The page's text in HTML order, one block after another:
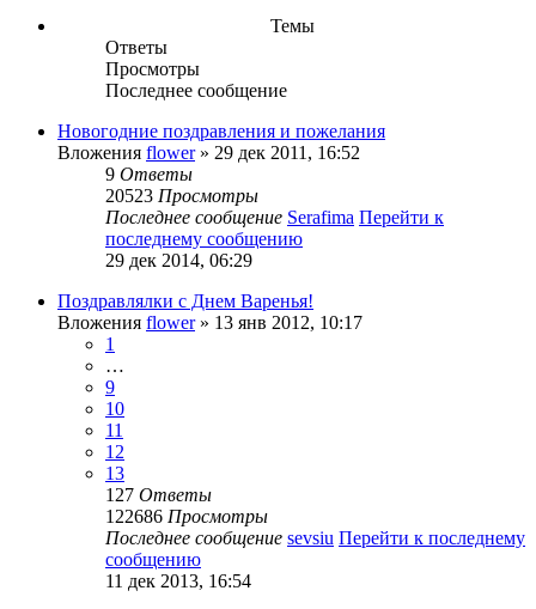
Темы
Ответы
Просмотры
Последнее сообщение
Новогодние поздравления и пожелания
Вложения flower» 29 дек 2011, 16:52
9 Ответы
20523 Просмотры
Последнее сообщение Serafima Перейти к
последнему сообщению
29 дек 2014, 06:29
Поздравлялки с Днем Варенья!
Вложения flower» 13 янв 2012, 10:17
1
…
9
10
11
12
13
127 Ответы
122686 Просмотры
Последнее сообщение sevsiu Перейти к последнему
сообщению
11 дек 2013, 16:54